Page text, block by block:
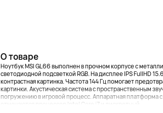
О товаре
Ноутбук MSI GL66 выполнен в прочном корпусе с
светодиодной подсветкой RGB. На дисплее IPS FullHD
контрастная картинка. Частота 144 Гц помогает
картинки. Акустическая система с пространственным
погружению в игровой процесс. Аппаратная
отмечаются процессор Intel Core i7 и дискретный ...